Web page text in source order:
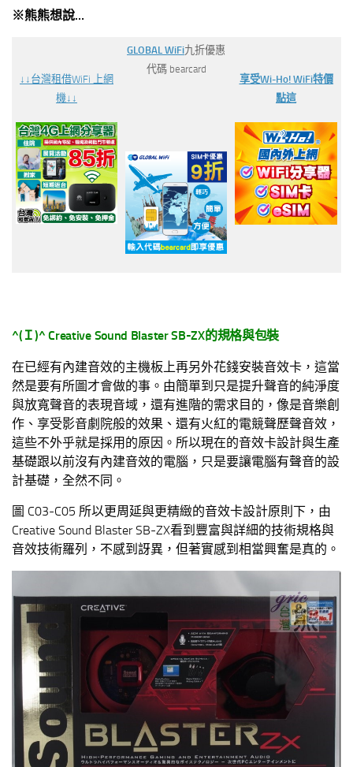
※熊熊想說…
↓↓台灣租借WiFi 上網
機↓↓
GLOBAL WiFi九折優惠
代碼 bearcard
享受Wi-Ho! WiFi特價
點這
^( Ｉ)^Creative Sound Blaster SB-ZX的規格與包裝
在已經有內建音效的主機板上再另外花錢安裝音效卡，這當
然是要有所圖才會做的事。由簡單到只是提升聲音的純淨度
與放寬聲音的表現音域，還有進階的需求目的，像是音樂創
作、享受影音劇院般的效果、還有火紅的電競聲歷聲音效，
這些不外乎就是採用的原因。所以現在的音效卡設計與生產
基礎跟以前沒有內建音效的電腦，只是要讓電腦有聲音的設
計基礎，全然不同。
圖 C03-C05 所以更周延與更精緻的音效卡設計原則下，由
Creative Sound Blaster SB-ZX看到豐富與詳細的技術規格與
音效技術羅列，不感到訝異，但著實感到相當興奮是真的。